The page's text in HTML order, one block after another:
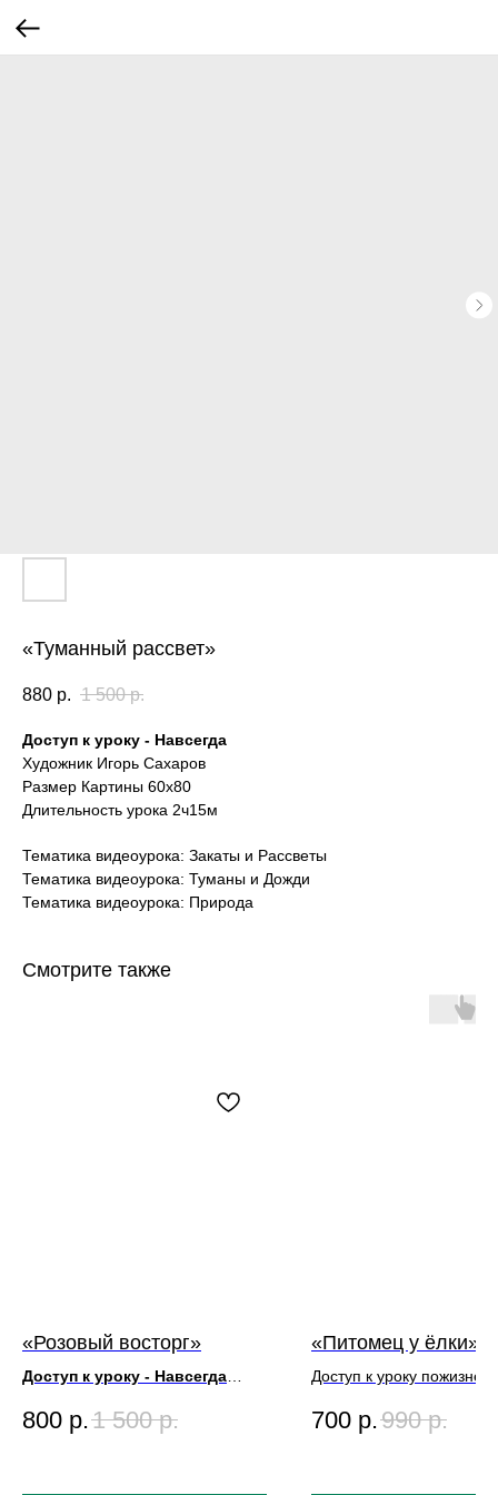
«Туманный рассвет»
880 р. 1 500 р.
Доступ к уроку - Навсегда
Художник Игорь Сахаров
Размер Картины 60х80
Длительность урока 2ч15м
Тематика видеоурока: Закаты и Рассветы
Тематика видеоурока: Туманы и Дожди
Тематика видеоурока: Природа
Смотрите также
«Розовый восторг»
Доступ к уроку - Навсегда
Размер Картины 50х60
800 р.1 500 р.
«Питомец у ёлки»
Доступ к уроку
Длительность: 2 часа
700 р.990 р.